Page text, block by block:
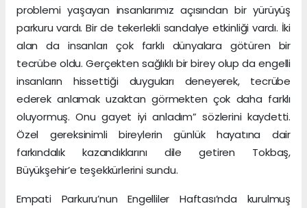
problemi yaşayan insanlarımız açısından bir yürüyüş
parkuru vardı. Bir de tekerlekli sandalye etkinliği vardı. İki
alan da insanları çok farklı dünyalara götüren bir
tecrübe oldu. Gerçekten sağlıklı bir birey olup da engelli
insanların hissettiği duyguları deneyerek, tecrübe
ederek anlamak uzaktan görmekten çok daha farklı
oluyormuş. Onu gayet iyi anladım” sözlerini kaydetti.
Özel gereksinimli bireylerin günlük hayatına dair
farkındalık kazandıklarını dile getiren Tokbaş,
Büyükşehir’e teşekkürlerini sundu.
Empati Parkuru’nun Engelliler Haftası’nda kurulmuş